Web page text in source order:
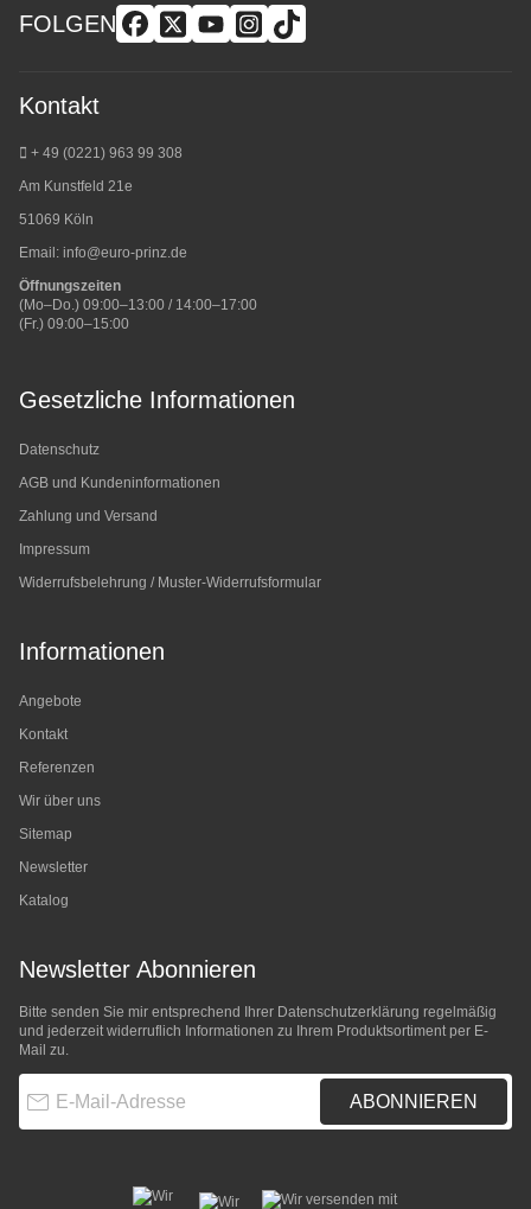
FOLGEN
Kontakt
+ 49 (0221) 963 99 308
Am Kunstfeld 21e
51069 Köln
Email: info@euro-prinz.de
Öffnungszeiten
(Mo–Do.) 09:00–13:00 / 14:00–17:00
(Fr.) 09:00–15:00
Gesetzliche Informationen
Datenschutz
AGB und Kundeninformationen
Zahlung und Versand
Impressum
Widerrufsbelehrung / Muster-Widerrufsformular
Informationen
Angebote
Kontakt
Referenzen
Wir über uns
Sitemap
Newsletter
Katalog
Newsletter Abonnieren
Bitte senden Sie mir entsprechend Ihrer Datenschutzerklärung regelmäßig
und jederzeit widerruflich Informationen zu Ihrem Produktsortiment per E-
Mail zu.
ABONNIEREN